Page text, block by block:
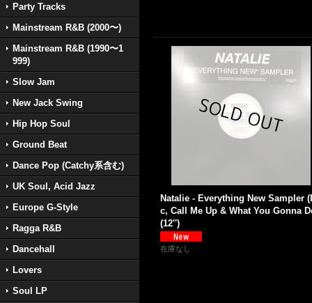
Party Tracks
Mainstream R&B (2000〜)
Mainstream R&B (1990〜1
999)
Slow Jam
New Jack Swing
Hip Hop Soul
Ground Beat
Dance Pop (Catchy系含む)
UK Soul, Acid Jazz
Europe G-Style
Ragga R&B
Dancehall
Lovers
Soul LP
Natalie - Everything New Sampler
c, Call Me Up & What You Gonna
(12'')
在庫なし